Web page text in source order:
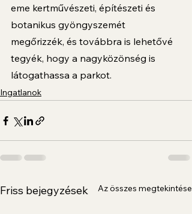
eme kertművészeti, építészeti és
botanikus gyöngyszemét
megőrizzék, és továbbra is lehetővé
tegyék, hogy a nagyközönség is
látogathassa a parkot.
Ingatlanok
Friss bejegyzések Az összes megtekintése